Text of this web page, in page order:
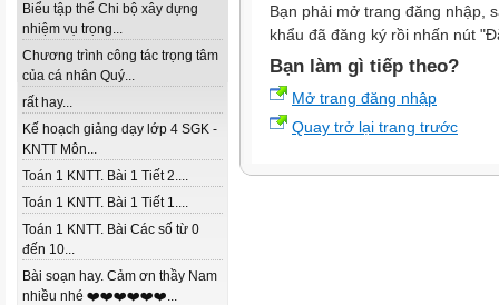
Biểu tập thể Chi bộ xây dựng
nhiệm vụ trọng...
Chương trình công tác trọng tâm
của cá nhân Quý...
rất hay...
Kế hoạch giảng dạy lớp 4 SGK -
KNTT Môn...
Toán 1 KNTT. Bài 1 Tiết 2....
Toán 1 KNTT. Bài 1 Tiết 1....
Toán 1 KNTT. Bài Các số từ 0
đến 10...
Bài soạn hay. Cảm ơn thầy Nam
nhiều nhé ❤️❤️❤️❤️❤️❤️...
Bạn phải mở trang đăng nhập,
khẩu đã đăng ký rồi nhấn nút
Bạn làm gì tiếp theo?
Mở trang đăng nhập
Quay trở lại trang trước